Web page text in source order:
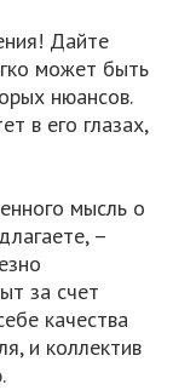
Дайте
может быть
нюансов.
в его глазах,
мысль о
–
за счет
качества
и коллектив